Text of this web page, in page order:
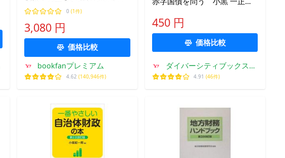
ヴィエ・ブランシャール/田代
毅
0 (1件)
3,080 円
価格比較
bookfanプレミアム
4.62 (140,946件)
450 円
価格比較
ダイバーシティブックスヤ
フー店
4.91 (46件)